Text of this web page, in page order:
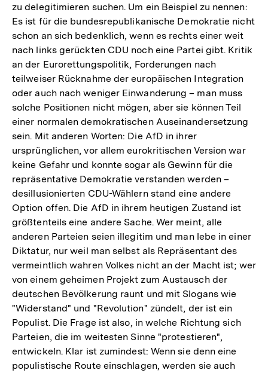
zu delegitimieren suchen. Um ein Beispiel zu nennen:
Es ist für die bundesrepublikanische Demokratie nicht
schon an sich bedenklich, wenn es rechts einer weit
nach links gerückten CDU noch eine Partei gibt. Kritik
an der Eurorettungspolitik, Forderungen nach
teilweiser Rücknahme der europäischen Integration
oder auch nach weniger Einwanderung – man muss
solche Positionen nicht mögen, aber sie können Teil
einer normalen demokratischen Auseinandersetzung
sein. Mit anderen Worten: Die AfD in ihrer
ursprünglichen, vor allem eurokritischen Version war
keine Gefahr und konnte sogar als Gewinn für die
repräsentative Demokratie verstanden werden –
desillusionierten CDU-Wählern stand eine andere
Option offen. Die AfD in ihrem heutigen Zustand ist
größtenteils eine andere Sache. Wer meint, alle
anderen Parteien seien illegitim und man lebe in einer
Diktatur, nur weil man selbst als Repräsentant des
vermeintlich wahren Volkes nicht an der Macht ist; wer
von einem geheimen Projekt zum Austausch der
deutschen Bevölkerung raunt und mit Slogans wie
"Widerstand" und "Revolution" zündelt, der ist ein
Populist. Die Frage ist also, in welche Richtung sich
Parteien, die im weitesten Sinne "protestieren",
entwickeln. Klar ist zumindest: Wenn sie denn eine
populistische Route einschlagen, werden sie auch